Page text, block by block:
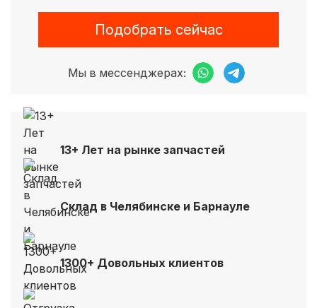
Подобрать сейчас
Мы в мессенджерах:
13+ Лет на рынке запчастей
Склад в Челябинске и Барнауле
1300+ Довольных клиентов